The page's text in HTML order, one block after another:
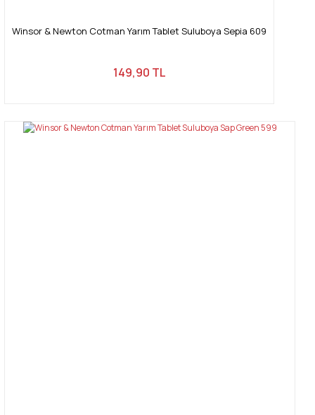
Winsor & Newton Cotman Yarım Tablet Suluboya Sepia 609
149,90 TL